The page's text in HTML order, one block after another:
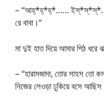
– “আহ্*হ্*হ্*……
রে বাবা।”
মা দুই হাত দিয়ে আমার পিঠ ধরে
– “হারামজাদা, তোর সাহস তো
নিজের লেওড়া ঢুকিয়ে বসে